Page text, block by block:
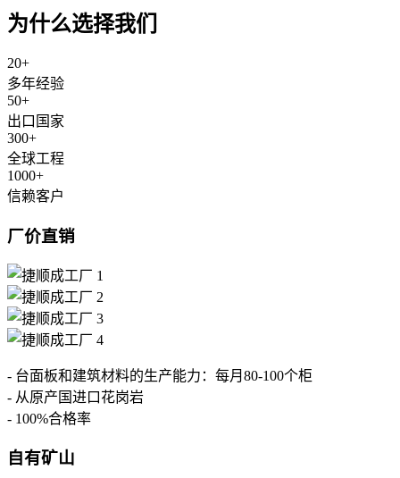
为什么选择我们
20+
多年经验
50+
出口国家
300+
全球工程
1000+
信赖客户
厂价直销
- 台面板和建筑材料的生产能力：每月80-100个柜
- 从原产国进口花岗岩
- 100%合格率
自有矿山